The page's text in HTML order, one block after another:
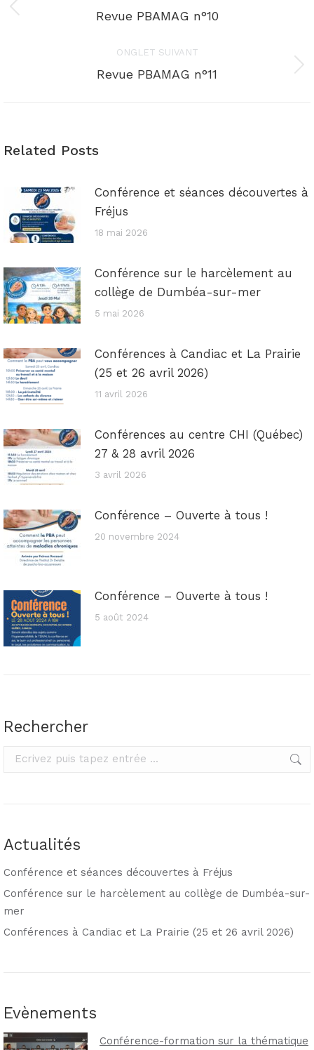
de
Onglet
Revue PBAMAG n°10
ONGLET SUIVANT
Onglet
Revue PBAMAG n°11
Related Posts
Conférence et séances découvertes à
Fréjus
18 mai 2026
Conférence sur le harcèlement au
collège de Dumbéa-sur-mer
5 mai 2026
Conférences à Candiac et La Prairie
(25 et 26 avril 2026)
11 avril 2026
Conférences au centre CHI (Québec)
27 & 28 avril 2026
3 avril 2026
Conférence – Ouverte à tous !
20 novembre 2024
Conférence – Ouverte à tous !
5 août 2024
Rechercher
Rechercher
Actualités
Conférence et séances découvertes à Fréjus
Conférence sur le harcèlement au collège de Dumbéa-sur-
mer
Conférences à Candiac et La Prairie (25 et 26 avril 2026)
Evènements
Conférence-formation sur la thématique